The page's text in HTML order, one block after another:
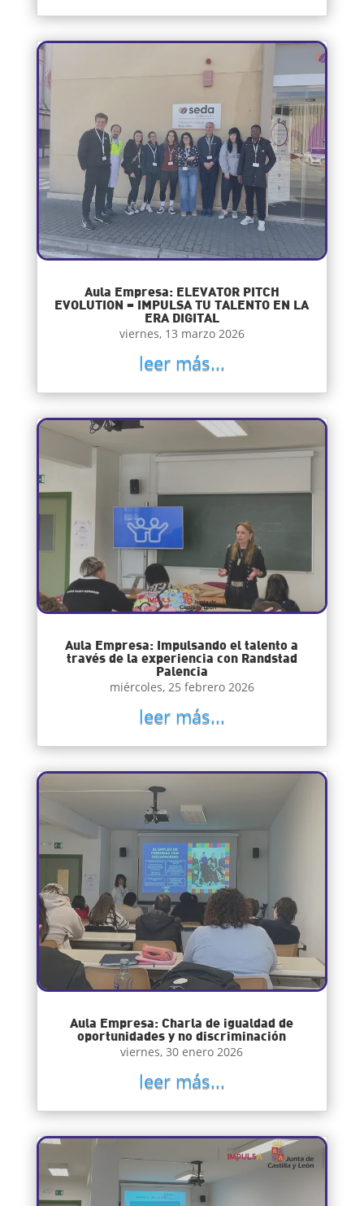
Aula Empresa: ELEVATOR PITCH
EVOLUTION – IMPULSA TU TALENTO EN LA
ERA DIGITAL
viernes, 13 marzo 2026
leer más...
Aula Empresa: Impulsando el talento a
través de la experiencia con Randstad
Palencia
miércoles, 25 febrero 2026
leer más...
Aula Empresa: Charla de igualdad de
oportunidades y no discriminación
viernes, 30 enero 2026
leer más...